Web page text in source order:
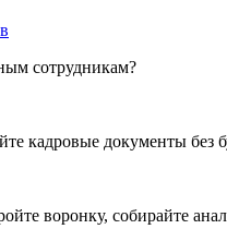
сотрудникам?
кадровые документы без
воронку, собирайте